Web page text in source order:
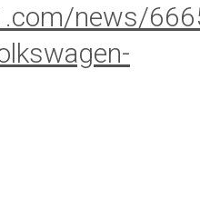
news/